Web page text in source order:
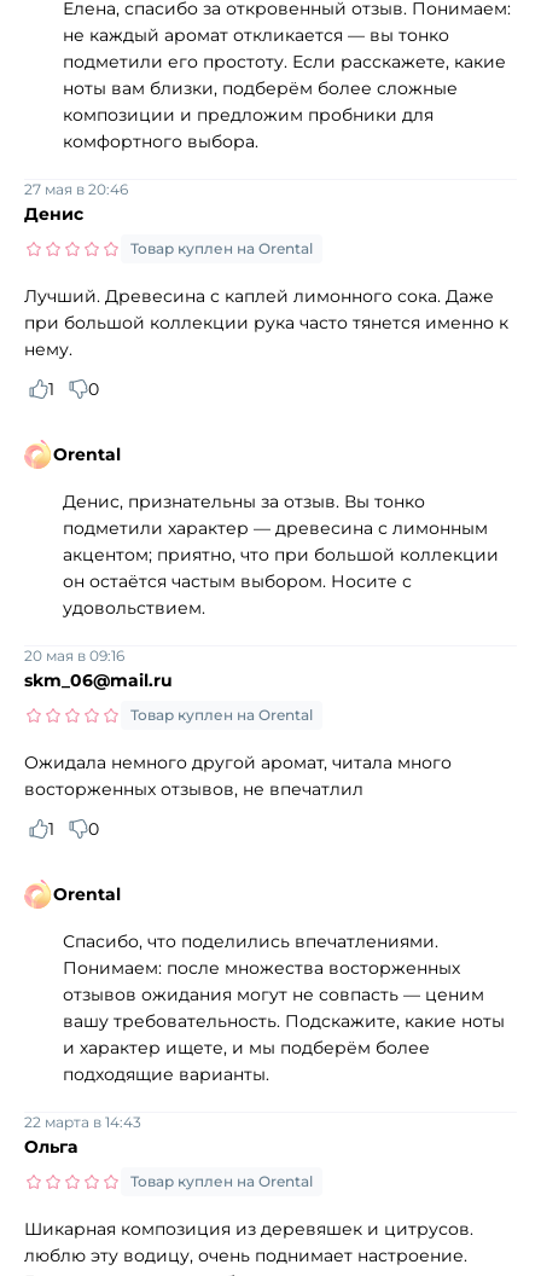
Елена, спасибо за откровенный отзыв. Понимаем:
не каждый аромат откликается — вы тонко
подметили его простоту. Если расскажете, какие
ноты вам близки, подберём более сложные
композиции и предложим пробники для
комфортного выбора.
Денис
27 мая в 20:46
Товар куплен на Orental
Лучший. Древесина с каплей лимонного сока. Даже
при большой коллекции рука часто тянется именно к
нему.
1
0
Orental
Денис, признательны за отзыв. Вы тонко
подметили характер — древесина с лимонным
акцентом; приятно, что при большой коллекции
он остаётся частым выбором. Носите с
удовольствием.
skm_06@mail.ru
20 мая в 09:16
Товар куплен на Orental
Ожидала немного другой аромат, читала много
восторженных отзывов, не впечатлил
1
0
Orental
Спасибо, что поделились впечатлениями.
Понимаем: после множества восторженных
отзывов ожидания могут не совпасть — ценим
вашу требовательность. Подскажите, какие ноты
и характер ищете, и мы подберём более
подходящие варианты.
Ольга
22 марта в 14:43
Товар куплен на Orental
Шикарная композиция из деревяшек и цитрусов.
люблю эту водицу, очень поднимает настроение.